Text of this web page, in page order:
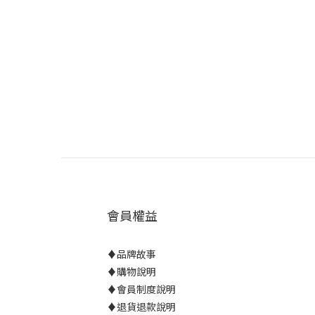
會員權益
♦品牌故事
♦購物說明
♦會員制度說明
♦退貨退款說明